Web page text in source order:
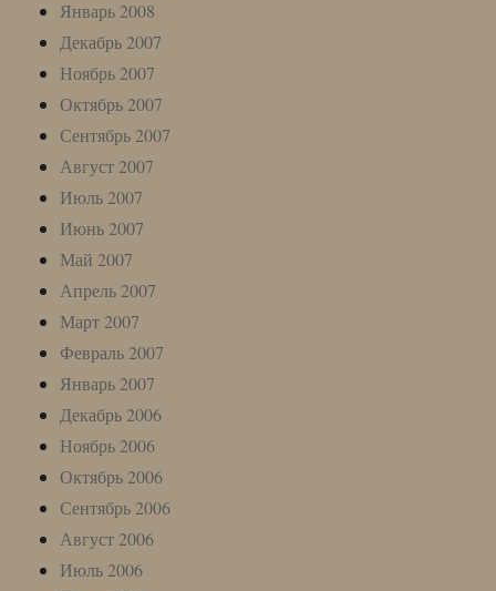
Январь 2008
Декабрь 2007
Ноябрь 2007
Октябрь 2007
Сентябрь 2007
Август 2007
Июль 2007
Июнь 2007
Май 2007
Апрель 2007
Март 2007
Февраль 2007
Январь 2007
Декабрь 2006
Ноябрь 2006
Октябрь 2006
Сентябрь 2006
Август 2006
Июль 2006